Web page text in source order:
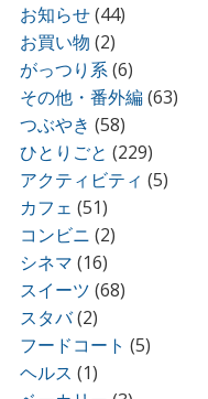
お知らせ(44)
お買い物 (2)
がっつり系(6)
その他・番外編(63)
つぶやき (58)
ひとりごと (229)
アクティビティ (5)
カフェ (51)
コンビニ (2)
シネマ (16)
スイーツ (68)
スタバ(2)
フードコート (5)
ヘルス (1)